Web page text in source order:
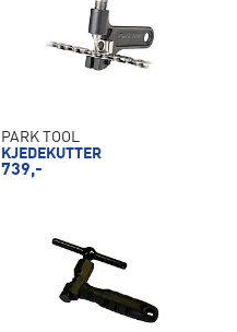
PARK TOOL
KJEDEKUTTER
739,-